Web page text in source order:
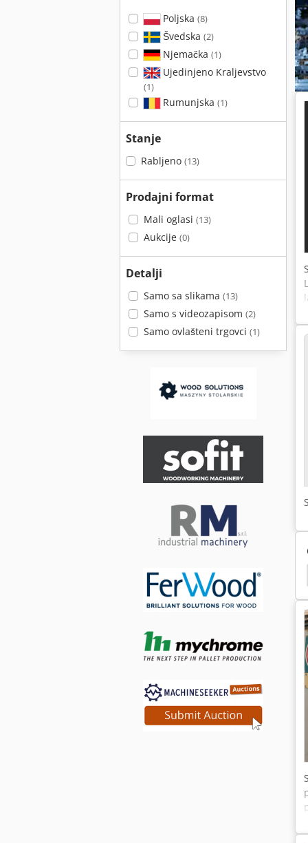
Poljska (8)
Švedska (2)
Njemačka (1)
Ujedinjeno Kraljevstvo
(1)
Rumunjska (1)
Stanje
Rabljeno (13)
Prodajni format
Mali oglasi (13)
Aukcije (0)
Detalji
Samo sa slikama (13)
Samo s videozapisom (2)
Samo ovlašteni trgovci (1)
Laminiranje Melamin